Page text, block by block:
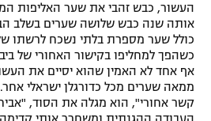
תקנון פעילות ספורט 1
רשיון להקרנה פומבית לבית עסק
הצטרפות לחבילת הערוצים
העשור, כבש זהבי את שער האליפות
אותה שנה כבש שלושה שערים בשלב
כולל שער מספרת בלתי נשכח לרשתו של
כשהפך למחליפו בקישור האחורי של
ממאה שערים מכל כדורגלן ישראלי
קשר אחורי", הוא מגלה את הסוד,